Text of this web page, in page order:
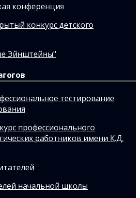
конференция
конкурс детского
Эйнштейны"
тестирование
профессионального
работников имени К.Д.
начальной школы